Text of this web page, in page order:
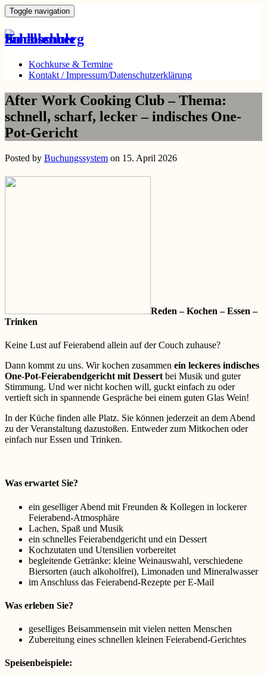
Toggle navigation
Kochkurse & Termine
Kontakt / Impressum/Datenschutzerklärung
After Work Cooking Club – Thema:
schnell, scharf, lecker – indisches One-
Pot-Gericht
Posted by Buchungssystem on 15. April 2026
Reden – Kochen – Essen –
Trinken
Keine Lust auf Feierabend allein auf der Couch zuhause?
Dann kommt zu uns. Wir kochen zusammen ein leckeres indisches
One-Pot-Feierabendgericht mit Dessert bei Musik und guter
Stimmung. Und wer nicht kochen will, guckt einfach zu oder
vertieft sich in spannende Gespräche bei einem guten Glas Wein!
In der Küche finden alle Platz. Sie können jederzeit an dem Abend
zu der Veranstaltung dazustoßen. Entweder zum Mitkochen oder
einfach nur Essen und Trinken.
Was erwartet Sie?
ein geselliger Abend mit Freunden & Kollegen in lockerer
Feierabend-Atmosphäre
Lachen, Spaß und Musik
ein schnelles Feierabendgericht und ein Dessert
Kochzutaten und Utensilien vorbereitet
begleitende Getränke: kleine Weinauswahl, verschiedene
Biersorten (auch alkoholfrei), Limonaden und Mineralwasser
im Anschluss das Feierabend-Rezepte per E-Mail
Was erleben Sie?
geselliges Beisammensein mit vielen netten Menschen
Zubereitung eines schnellen kleinen Feierabend-Gerichtes
Speisenbeispiele: